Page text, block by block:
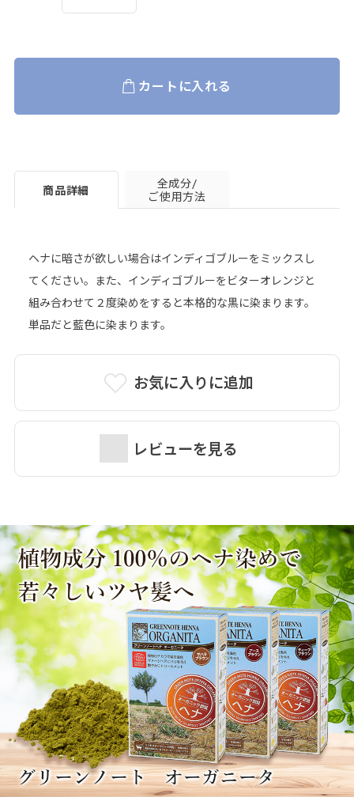
お気に入りに追加
レビューを見る
カートに入れる
商品詳細
全成分/
ご使用方法
ヘナに暗さが欲しい場合はインディゴブルーをミックスし
てください。また、インディゴブルーをビターオレンジと
組み合わせて２度染めをすると本格的な黒に染まります。
単品だと藍色に染まります。